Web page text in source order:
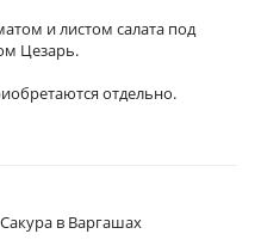
и листом салата под
Цезарь.
отдельно.
Сакура в Варгашах